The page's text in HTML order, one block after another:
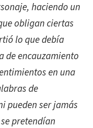
haciendo un
obligan ciertas
lo que debía
de encauzamiento
en una
de
pueden ser jamás
pretendían